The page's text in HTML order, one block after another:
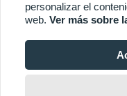
presentar
personalizar el
web. Ver más sobre